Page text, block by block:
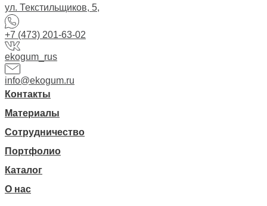
ул. Текстильщиков, 5,
+7 (473) 201-63-02
ekogum_rus
info@ekogum.ru
Контакты
Материалы
Сотрудничество
Портфолио
Каталог
О нас